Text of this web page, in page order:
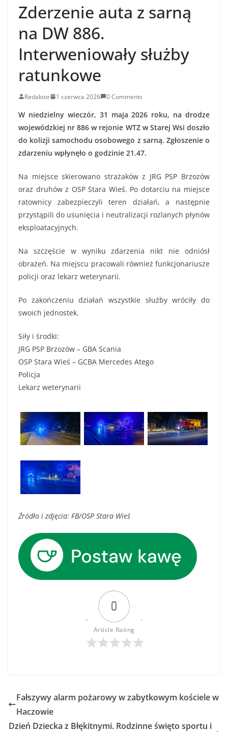
Zderzenie auta z sarną
na DW 886.
Interweniowały służby
ratunkowe
Redaktor 1 czerwca 2026 0 Comments
W niedzielny wieczór, 31 maja 2026 roku, na drodze
wojewódzkiej nr 886 w rejonie WTZ w Starej Wsi doszło
do kolizji samochodu osobowego z sarną. Zgłoszenie o
zdarzeniu wpłynęło o godzinie 21.47.
Na miejsce skierowano strażaków z JRG PSP Brzozów
oraz druhów z OSP Stara Wieś. Po dotarciu na miejsce
ratownicy zabezpieczyli teren działań, a następnie
przystąpili do usunięcia i neutralizacji rozlanych płynów
eksploatacyjnych.
Na szczęście w wyniku zdarzenia nikt nie odniósł
obrażeń. Na miejscu pracowali również funkcjonariusze
policji oraz lekarz weterynarii.
Po zakończeniu działań wszystkie służby wróciły do
swoich jednostek.
Siły i środki:
JRG PSP Brzozów – GBA Scania
OSP Stara Wieś – GCBA Mercedes Atego
Policja
Lekarz weterynarii
Źródło i zdjęcia: FB/OSP Stara Wieś
0
Article Rating
Fałszywy alarm pożarowy w zabytkowym kościele w
Haczowie
Dzień Dziecka z Błękitnymi. Rodzinne święto sportu i